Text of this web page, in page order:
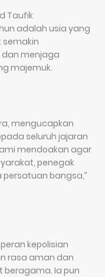
Taufik
adalah usia yang
semakin
menjaga
majemuk.
mengucapkan
seluruh jajaran
mendoakan agar
penegak
bangsa,”
kepolisian
rasa aman dan
Ia pun